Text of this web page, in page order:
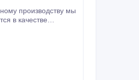
производству мы
в качестве